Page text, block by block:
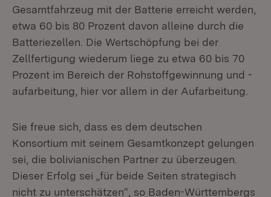
Gesamtfahrzeug mit der Batterie erreicht werden,
etwa 60 bis 80 Prozent davon alleine durch die
Batteriezellen. Die Wertschöpfung bei der
Zellfertigung wiederum liege zu etwa 60 bis 70
Prozent im Bereich der Rohstoffgewinnung und -
aufarbeitung, hier vor allem in der Aufarbeitung.
Sie freue sich, dass es dem deutschen
Konsortium mit seinem Gesamtkonzept gelungen
sei, die bolivianischen Partner zu überzeugen.
Dieser Erfolg sei „für beide Seiten strategisch
nicht zu unterschätzen“, so Baden-Württembergs